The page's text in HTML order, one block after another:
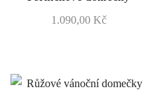
1.090,00 Kč